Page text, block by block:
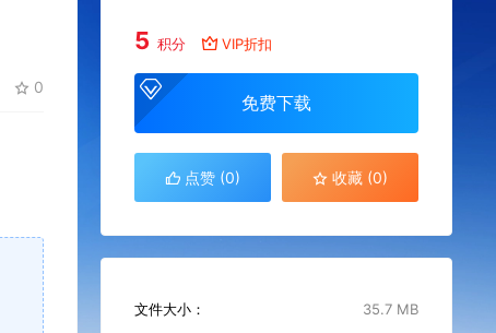
0
5 积分 VIP折扣
免费下载
点赞 (0) 收藏 (0)
文件大小： 35.7 MB